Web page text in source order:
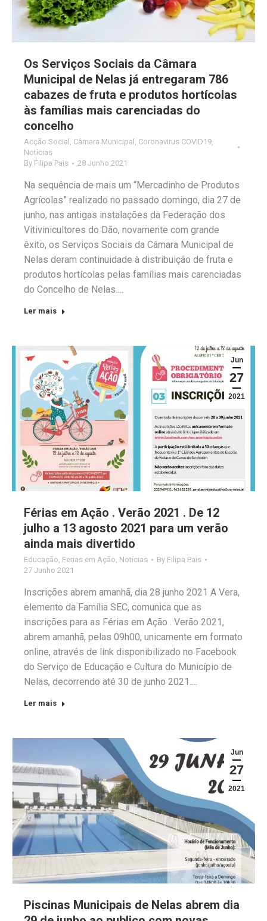
Os Serviços Sociais da Câmara
Municipal de Nelas já entregaram 786
cabazes de fruta e produtos hortícolas
às famílias mais carenciadas do
concelho
Acção Social Câmara Municipal Coronavirus COVID19
Notícias
By Filipa Pais 28 Junho 2021
Na sequência de mais um “Mercadinho de Produtos
Agrícolas” realizado no passado domingo, dia 27 de
junho, nas antigas instalações da Federação dos
Vitivinicultores do Dão, novamente com grande
êxito, os Serviços Sociais da Câmara Municipal de
Nelas deram continuidade à distribuição de fruta e
produtos hortícolas pelas famílias mais carenciadas
do Concelho de Nelas.…
Ler mais
Jun
27
2021
Férias em Ação . Verão 2021 . De 12
julho a 13 agosto 2021 para um verão
ainda mais divertido
Educação, Ferias em Ação, Notícias By Filipa Pais
27 Junho 2021
Inscrições abrem amanhã, dia 28 junho 2021 A Vera,
elemento da Família SEC, comunica que as
inscrições para as Férias em Ação . Verão 2021,
abrem amanhã, pelas 09h00, unicamente em formato
online, através de link disponibilizado no Facebook
do Serviço de Educação e Cultura do Município de
Nelas, decorrendo até 30 de junho 2021.…
Ler mais
Jun
27
2021
Piscinas Municipais de Nelas abrem dia